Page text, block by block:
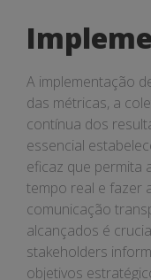
A implementação
das métricas, a
contínua dos
essencial
eficaz que permita
tempo real e fazer
comunicação
alcançados é
stakeholders
objetivos